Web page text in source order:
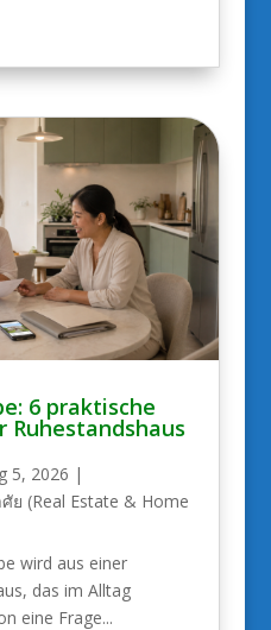
6 praktische
Ruhestandshaus
5, 2026 |
ย (Real Estate & Home
wird aus einer
das im Alltag
eine Frage...